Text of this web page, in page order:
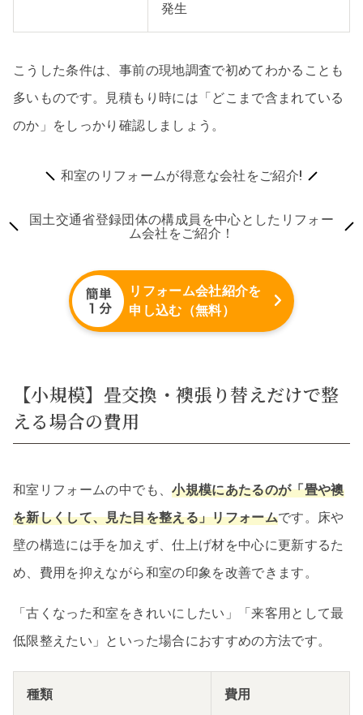
発生
こうした条件は、事前の現地調査で初めてわかることも
多いものです。見積もり時には「どこまで含まれている
のか」をしっかり確認しましょう。
和室のリフォームが得意な会社をご紹介!
国土交通省登録団体の構成員を中心としたリフォー
ム会社をご紹介！
リフォーム会社紹介を
申し込む（無料）
【小規模】畳交換・襖張り替えだけで整
える場合の費用
和室リフォームの中でも、小規模にあたるのが「畳や襖
を新しくして、見た目を整える」リフォームです。床や
壁の構造には手を加えず、仕上げ材を中心に更新するた
め、費用を抑えながら和室の印象を改善できます。
「古くなった和室をきれいにしたい」「来客用として最
低限整えたい」といった場合におすすめの方法です。
種類 費用